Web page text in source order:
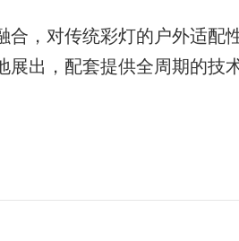
，对传统彩灯的户外适配
出，配套提供全周期的技